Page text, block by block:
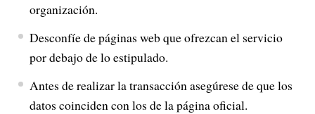
organización.
Desconfíe de páginas web que ofrezcan el servicio
por debajo de lo estipulado.
Antes de realizar la transacción asegúrese de que los
datos coinciden con los de la página oficial.